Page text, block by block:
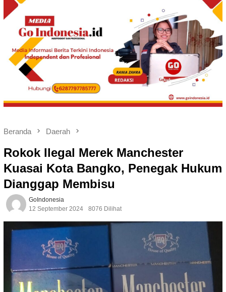
Beranda Daerah
Rokok Ilegal Merek Manchester
Kuasai Kota Bangko, Penegak Hukum
Dianggap Membisu
GoIndonesia
12 September 2024
8076 Dilihat